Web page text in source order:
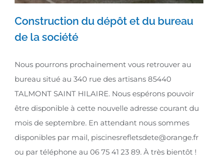
bureau de la société
Construction du dépôt et du bureau
de la société
Nous pourrons prochainement vous retrouver au
bureau situé au 340 rue des artisans 85440
TALMONT SAINT HILAIRE. Nous espérons pouvoir
être disponible à cette nouvelle adresse courant du
mois de septembre. En attendant nous sommes
disponibles par mail, piscinesrefletsdete@orange.fr
ou par téléphone au 06 75 41 23 89. À très bientôt !